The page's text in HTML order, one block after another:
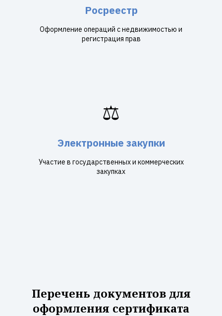
Росреестр
Оформление операций с недвижимостью и
регистрация прав
⚖️
Электронные закупки
Участие в государственных и коммерческих
закупках
Перечень документов для
оформления сертификата